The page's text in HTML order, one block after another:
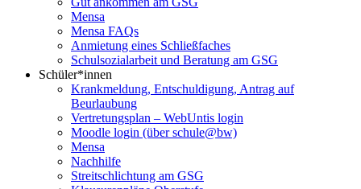
Mensa
Mensa FAQs
Anmietung eines Schließfaches
Schulsozialarbeit und Beratung am GSG
Schüler*innen
Krankmeldung, Entschuldigung, Antrag auf
Beurlaubung
Vertretungsplan – WebUntis login
Moodle login (über schule@bw)
Mensa
Nachhilfe
Streitschlichtung am GSG